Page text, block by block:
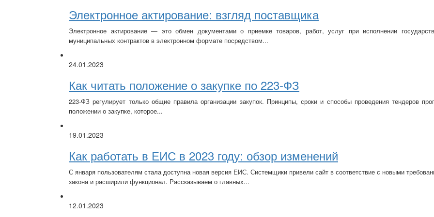
Электронное актирование: взгляд поставщика
Электронное актирование — это обмен документами о приемке товаров, работ, услуг при исполнении
муниципальных контрактов в электронном формате посредством...
24.01.2023
Как читать положение о закупке по 223‑ФЗ
223-ФЗ регулирует только общие правила организации закупок. Принципы, сроки и способы проведения тендеров
положении о закупке, которое...
19.01.2023
Как работать в ЕИС в 2023 году: обзор изменений
С января пользователям стала доступна новая версия ЕИС. Системщики привели сайт в соответствие с новыми
закона и расширили функционал. Рассказываем о главных...
12.01.2023